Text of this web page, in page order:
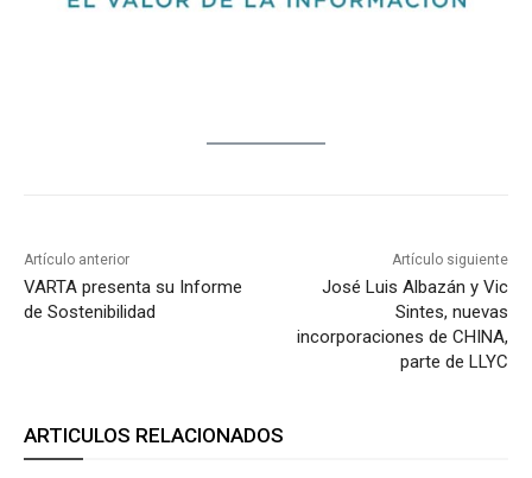
Artículo anterior
VARTA presenta su Informe
de Sostenibilidad
Artículo siguiente
José Luis Albazán y Vic
Sintes, nuevas
incorporaciones de CHINA,
parte de LLYC
ARTICULOS RELACIONADOS